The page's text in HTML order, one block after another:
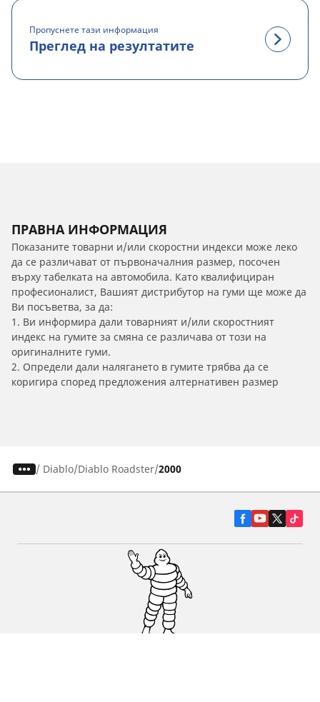
Пропуснете тази информация
Преглед на резултатите
ПРАВНА ИНФОРМАЦИЯ
Показаните товарни и/или скоростни индекси може леко
да се различават от първоначалния размер, посочен
върху табелката на автомобила. Като квалифициран
професионалист, Вашият дистрибутор на гуми ще може да
Ви посъветва, за да:
1. Ви информира дали товарният и/или скоростният
индекс на гумите за смяна се различава от този на
оригиналните гуми.
2. Определи дали налягането в гумите трябва да се
коригира според предложения алтернативен размер
/ Diablo Diablo Roadster 2000